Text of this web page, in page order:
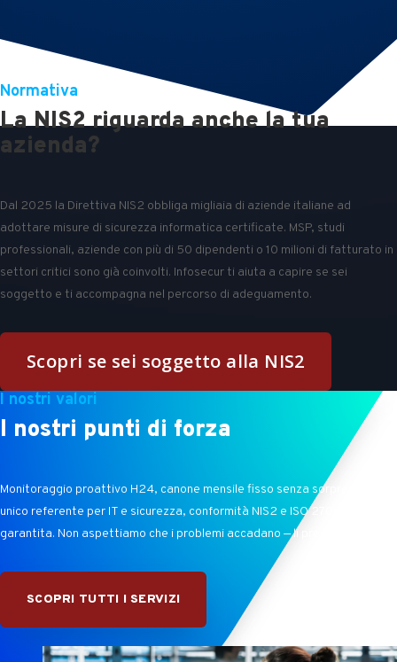
Normativa
La NIS2 riguarda anche la tua
azienda?
Dal 2025 la Direttiva NIS2 obbliga migliaia di aziende italiane ad
adottare misure di sicurezza informatica certificate. MSP, studi
professionali, aziende con più di 50 dipendenti o 10 milioni di fatturato in
settori critici sono già coinvolti. Infosecur ti aiuta a capire se sei
soggetto e ti accompagna nel percorso di adeguamento.
Scopri se sei soggetto alla NIS2
I nostri valori
I nostri punti di forza
Monitoraggio proattivo H24, canone mensile fisso senza sorprese, un
unico referente per IT e sicurezza, conformità NIS2 e ISO 27001
garantita. Non aspettiamo che i problemi accadano — li preveniamo.
SCOPRI TUTTI I SERVIZI